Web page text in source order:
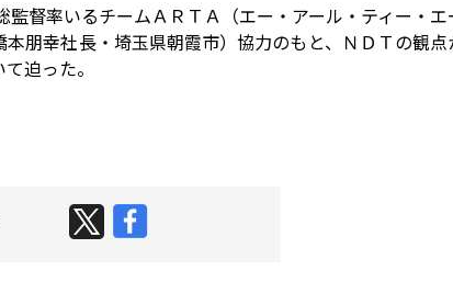
督率いるチームＡＲＴＡ（エー・アール・ティー・エ
朋幸社長・埼玉県朝霞市）協力のもと、ＮＤＴの観点
迫った。